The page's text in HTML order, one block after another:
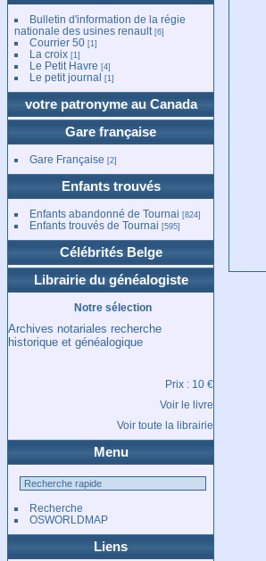
Bulletin d'information de la régie
nationale des usines renault [6]
Courrier 50 [1]
La croix [1]
Le Petit Havre [4]
Le petit journal [1]
votre patronyme au Canada
Gare française
Gare Française [2]
Enfants trouvés
Enfants abandonné de Tournai [824]
Enfants trouvés de Tournai [595]
Célébrités Belge
Librairie du généalogiste
Notre sélection
Archives notariales recherche
historique et généalogique
Prix : 10 €
Voir le livre
Voir toute la librairie
Menu
Recherche
OSWORLDMAP
Liens